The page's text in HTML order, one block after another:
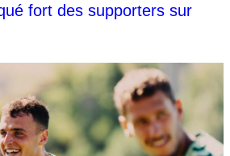
fort des supporters sur